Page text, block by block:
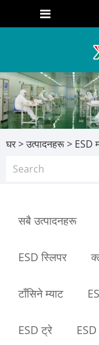
घर>उत्पादनहरू> ESD
सबै उत्पादनहरू
ESD स्लिपर
टाँसिने म्याट
ESD ट्रे ESD